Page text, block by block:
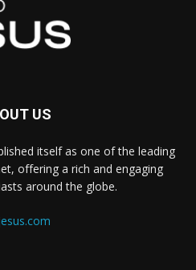
US
itself as one of the leading
offering a rich and engaging
around the globe.